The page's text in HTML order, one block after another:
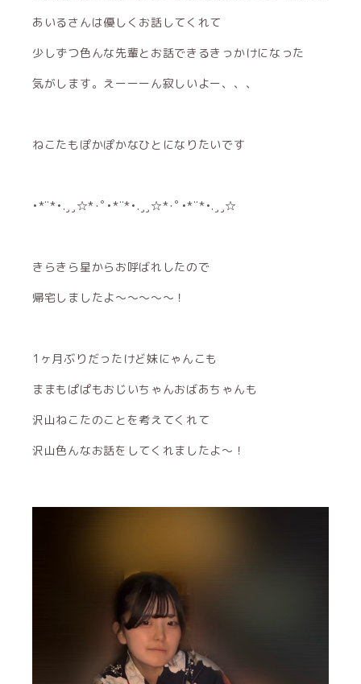
あいるさんは優しくお話してくれて
少しずつ色んな先輩とお話できるきっかけになった
気がします。えーーーん寂しいよー、、、
ねこたもぽかぽかなひとになりたいです
•*¨*•.¸¸☆*･ﾟ•*¨*•.¸¸☆*･ﾟ•*¨*•.¸¸☆
きらきら星からお呼ばれしたので
帰宅しましたよ〜〜〜〜〜！
1ヶ月ぶりだったけど妹にゃんこも
ままもぱぱもおじいちゃんおばあちゃんも
沢山ねこたのことを考えてくれて
沢山色んなお話をしてくれましたよ〜！